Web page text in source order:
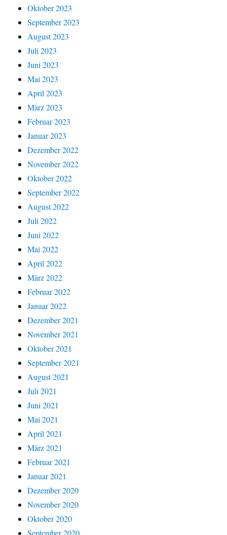
Oktober 2023
September 2023
August 2023
Juli 2023
Juni 2023
Mai 2023
April 2023
März 2023
Februar 2023
Januar 2023
Dezember 2022
November 2022
Oktober 2022
September 2022
August 2022
Juli 2022
Juni 2022
Mai 2022
April 2022
März 2022
Februar 2022
Januar 2022
Dezember 2021
November 2021
Oktober 2021
September 2021
August 2021
Juli 2021
Juni 2021
Mai 2021
April 2021
März 2021
Februar 2021
Januar 2021
Dezember 2020
November 2020
Oktober 2020
September 2020